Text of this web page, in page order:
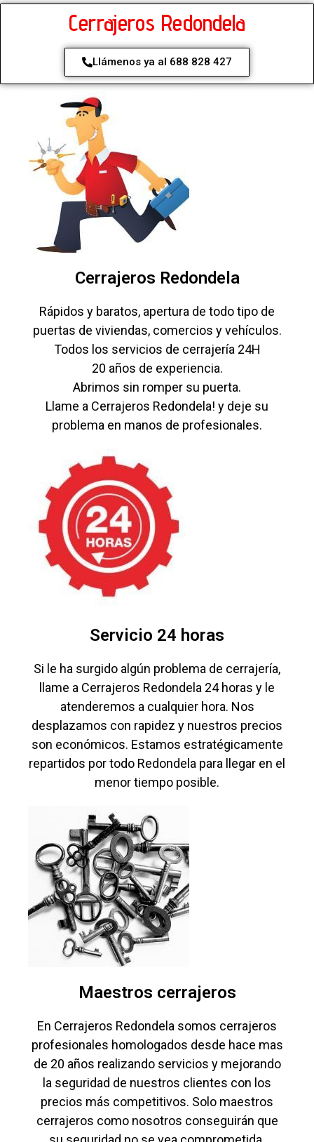
Cerrajeros Redondela
Llámenos ya al 688 828 427
Cerrajeros Redondela
Rápidos y baratos, apertura de todo tipo de
puertas de viviendas, comercios y vehículos.
Todos los servicios de cerrajería 24H
20 años de experiencia.
Abrimos sin romper su puerta.
Llame a Cerrajeros Redondela! y deje su
problema en manos de profesionales.
Servicio 24 horas
Si le ha surgido algún problema de cerrajería,
llame a Cerrajeros Redondela 24 horas y le
atenderemos a cualquier hora. Nos
desplazamos con rapidez y nuestros precios
son económicos. Estamos estratégicamente
repartidos por todo Redondela para llegar en el
menor tiempo posible.
Maestros cerrajeros
En Cerrajeros Redondela somos cerrajeros
profesionales homologados desde hace mas
de 20 años realizando servicios y mejorando
la seguridad de nuestros clientes con los
precios más competitivos. Solo maestros
cerrajeros como nosotros conseguirán que